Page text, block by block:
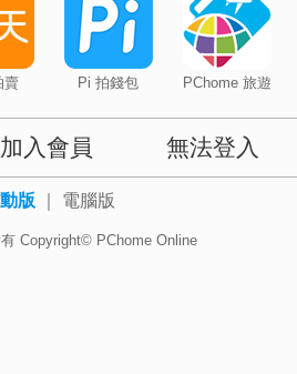
賣 Pi 拍錢包 PChome 旅遊
加入會員 無法登入
版 電腦版
Copyright© PChome Online